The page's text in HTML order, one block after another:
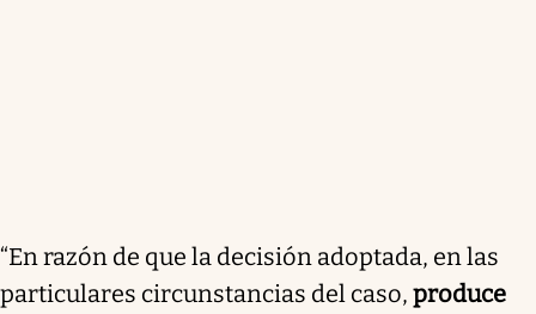
“En razón de que la decisión adoptada, en las
particulares circunstancias del caso, produce